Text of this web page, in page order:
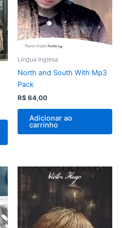
Língua Inglesa
North and South With Mp3
Pack
R$ 64,00
Adicionar ao
carrinho